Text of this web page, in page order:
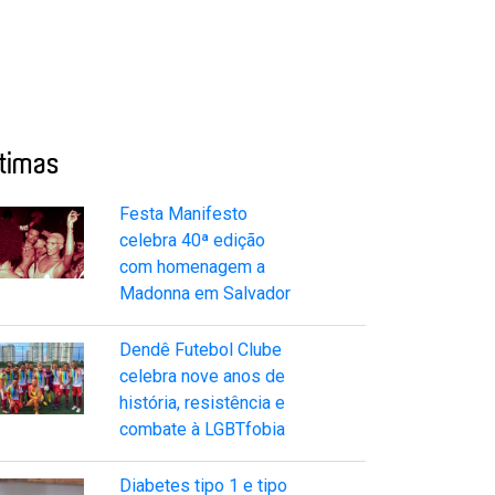
Festa Manifesto
celebra 40ª edição
com homenagem a
Madonna em Salvador
Dendê Futebol Clube
celebra nove anos de
história, resistência e
combate à LGBTfobia
Diabetes tipo 1 e tipo